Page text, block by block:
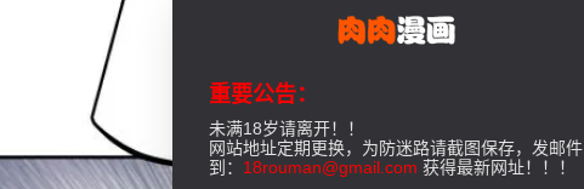
重要公告：
未满18岁请离开！！
网站地址定期更换，为防迷路请截图保存，发邮件
到： 18rouman@gmail.com 获得最新网址！！！